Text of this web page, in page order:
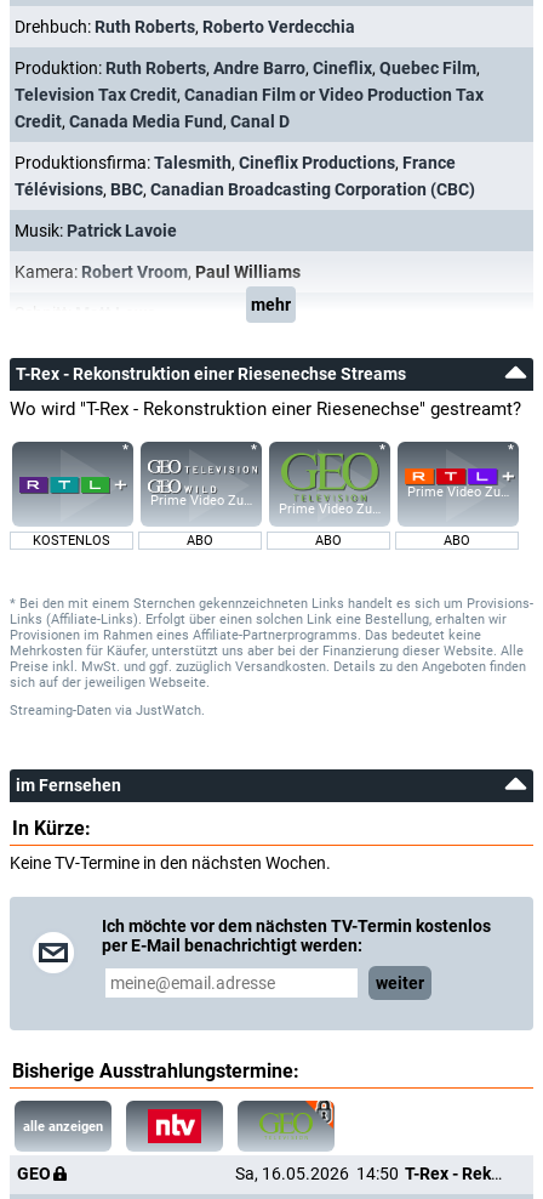
Drehbuch: Ruth Roberts, Roberto Verdecchia
Produktion: Ruth Roberts, Andre Barro, Cineflix, Quebec Film,
Television Tax Credit, Canadian Film or Video Production Tax
Credit, Canada Media Fund , Canal D
Produktionsfirma:Talesmith, Cineflix Productions, France
Télévisions, BBC, Canadian Broadcasting Corporation (CBC)
Musik: Patrick Lavoie
Kamera: Robert Vroom, Paul Williams
mehr
T-Rex - Rekonstruktion einer Riesenechse Streams
Wo wird "T-Rex - Rekonstruktion einer Riesenechse" gestreamt?
KOSTENLOS
Prime Video Zusatz-Kanäle
ABO
Prime Video Zusatz-Kanäle
ABO
Prime Video Zusatz-
ABO
* Bei den mit einem Sternchen gekennzeichneten Links handelt es sich um Provisions-
Links (Affiliate-Links). Erfolgt über einen solchen Link eine Bestellung, erhalten wir
Provisionen im Rahmen eines Affiliate-Partnerprogramms. Das bedeutet keine
Mehrkosten für Käufer, unterstützt uns aber bei der Finanzierung dieser Website. Alle
Preise inkl. MwSt. und ggf. zuzüglich Versandkosten. Details zu den Angeboten finden
sich auf der jeweiligen Webseite.
Streaming-Daten via JustWatch.
im Fernsehen
In Kürze:
Keine TV-Termine in den nächsten Wochen.
Ich möchte vor dem nächsten TV-Termin kostenlos
per E-Mail benachrichtigt werden:
weiter
Bisherige Ausstrahlungstermine:
alle anzeigen
GEO Sa, 16.05.2026 14:50 T-Rex - Rekonstruktion einer Riesenechse